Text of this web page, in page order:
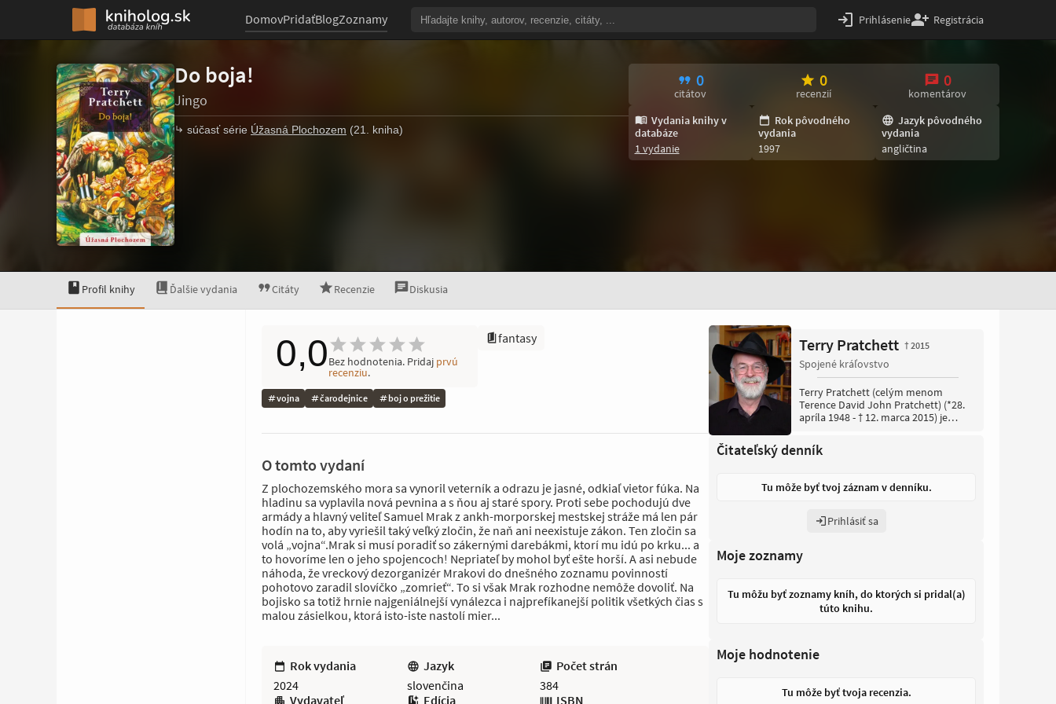
DomovPridaťBlogZoznamy Prihlásenie Registrácia
Do boja!
Jingo
súčasť série Úžasná Plochozem (21. kniha)
0
citátov
0
recenzií
0
komentárov
Vydania knihy v
databáze
1 vydanie
Rok pôvodného
vydania
1997
Jazyk pôvodného
vydania
angličtina
Profil knihy Ďalšie vydania Citáty Recenzie Diskusia
0,0Bez hodnotenia. Pridaj prvú
recenziu.
fantasy
vojna čarodejnice boj o prežitie
O tomto vydaní
Z plochozemského mora sa vynoril veterník a odrazu je jasné, odkiaľ vietor fúka. Na
hladinu sa vyplavila nová pevnina a s ňou aj staré spory. Proti sebe pochodujú dve
armády a hlavný veliteľ Samuel Mrak z ankh-morporskej mestskej stráže má len pár
hodín na to, aby vyriešil taký veľký zločin, že naň ani neexistuje zákon. Ten zločin sa
volá „vojna“.Mrak si musí poradiť so zákernými darebákmi, ktorí mu idú po krku... a
to hovoríme len o jeho spojencoch! Nepriateľ by mohol byť ešte horší. A asi nebude
náhoda, že vreckový dezorganizér Mrakovi do dnešného zoznamu povinností
pohotovo zaradil slovíčko „zomrieť“. To si však Mrak rozhodne nemôže dovoliť. Na
bojisko sa totiž hrnie najgeniálnejší vynálezca i najprefíkanejší politik všetkých čias s
malou zásielkou, ktorá isto-iste nastolí mier...
Rok vydania
2024
Jazyk
slovenčina
Počet strán
384
Vydavateľ
Edícia ISBN
Terry Pratchett † 2015
Spojené kráľovstvo
Terry Pratchett (celým menom
Terence David John Pratchett) (*28.
apríla 1948 - † 12. marca 2015) je
Pratchett sa narodil v Beaconsfielde v
anglickom grófstve Bucks Davidovi a
vzdelanie pripisuje High Wycombe
Technical High School a
Čitateľský denník
Tu môže byť tvoj záznam v denníku.
Prihlásiť sa
Moje zoznamy
Tu môžu byť zoznamy kníh, do ktorých si pridal(a)
túto knihu.
Moje hodnotenie
Tu môže byť tvoja recenzia.